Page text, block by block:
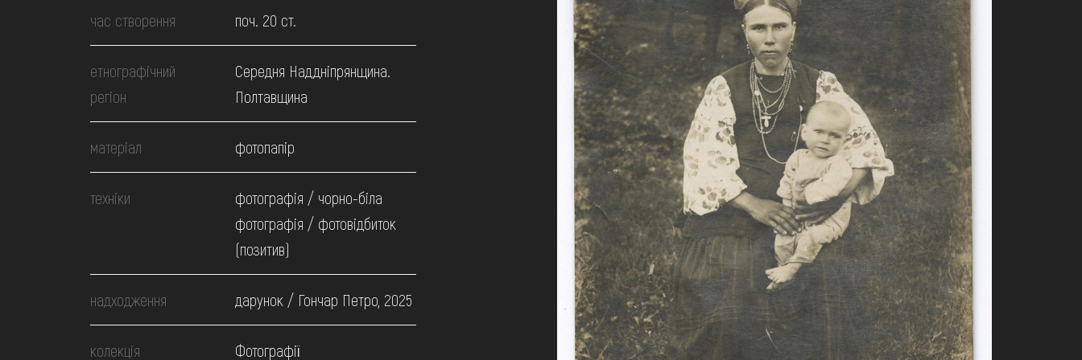
ВІДВІДАТИ
НАВЧИТИСЯ
ПОСЛУГИ
час створення поч. 20 ст.
етнографічний
регіон
Середня Наддніпрянщина.
Полтавщина
матеріал фотопапір
техніки
фотографія / чорно-біла
фотографія / фотовідбиток
(позитив)
надходження дарунок / Гончар Петро, 2025
колекція Фотографії